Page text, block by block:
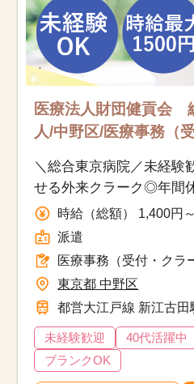
医療法人財団健貢会
人/中野区/医療事務（
＼総合東京病院／未経
せる外来クラーク◎年間
で・手厚い福利厚生あり
時給（総額） 1,400円
派遣
医療事務（受付・クラ
東京都 中野区
都営大江戸線 新江古田
未経験歓迎 40代活躍中
ブランクOK